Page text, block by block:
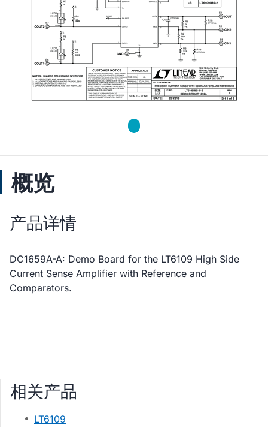
概览
产品详情
DC1659A-A: Demo Board for the LT6109 High Side
Current Sense Amplifier with Reference and
Comparators.
相关产品
LT6109